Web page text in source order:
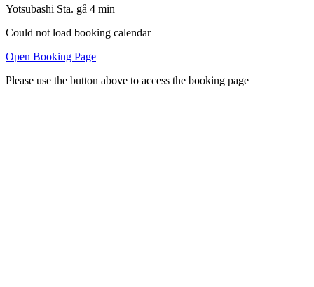
Yotsubashi Sta. gå 4 min
Could not load booking calendar
Open Booking Page
Please use the button above to access the booking page